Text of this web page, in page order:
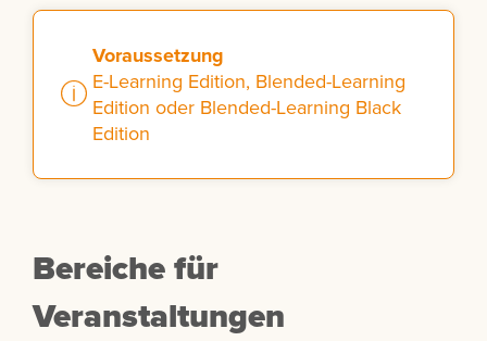
Voraussetzung
E-Learning Edition, Blended-Learning
Edition oder Blended-Learning Black
Edition
Bereiche für
Veranstaltungen